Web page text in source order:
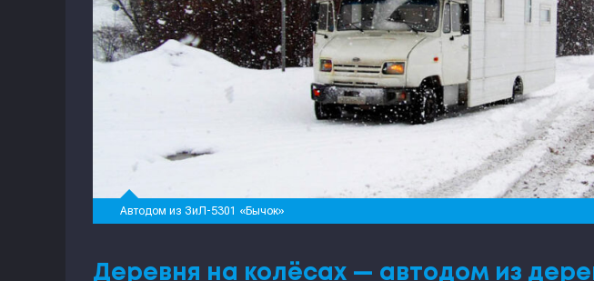
Автодом из ЗиЛ-5301 «Бычок»
Деревня на колёсах — автодом из